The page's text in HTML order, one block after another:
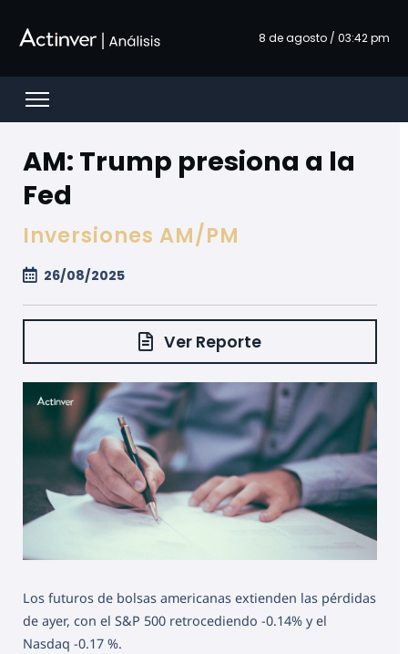
8 de agosto / 03:42 pm
Open menu
AM: Trump presiona a la
Fed
Inversiones AM/PM
26/08/2025
Ver Reporte
Los futuros de bolsas americanas extienden las pérdidas
de ayer, con el S&P 500 retrocediendo -0.14% y el
Nasdaq -0.17 %.